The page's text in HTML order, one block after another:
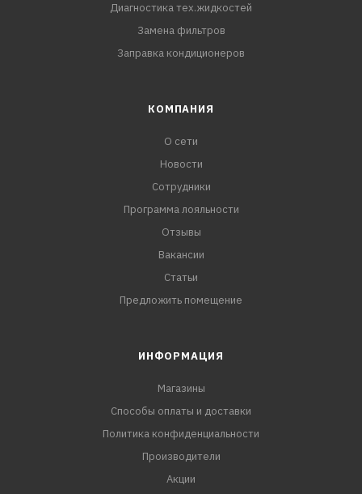
Диагностика тех.жидкостей
Замена фильтров
Заправка кондиционеров
КОМПАНИЯ
О сети
Новости
Сотрудники
Программа лояльности
Отзывы
Вакансии
Статьи
Предложить помещение
ИНФОРМАЦИЯ
Магазины
Способы оплаты и доставки
Политика конфиденциальности
Производители
Акции